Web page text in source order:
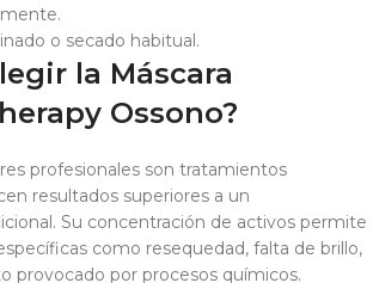
o secado habitual.
la Máscara
Ossono?
profesionales son tratamientos
resultados superiores a un
Su concentración de activos permite
como resequedad, falta de brillo,
provocado por procesos químicos.